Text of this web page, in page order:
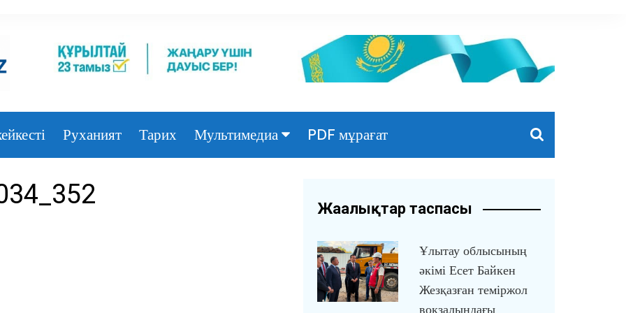
Руханият Тарих Мультимедиа PDF мұрағат
Жаңалықтар таспасы
Ұлытау облысының
әкімі Есет Байкен
Жезқазған теміржол
вокзалындағы